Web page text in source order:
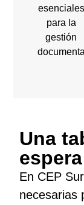
esenciales
para la
gestión
Una
En CEP
necesarias